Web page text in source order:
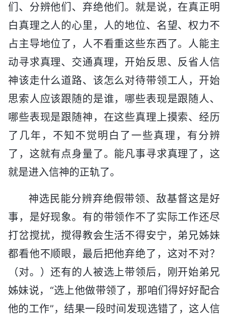
们、分辨他们、弃绝他们。就是说，在真正明
白真理之人的心里，人的地位、名望、权力不
占主导地位了，人不看重这些东西了。人能主
动寻求真理、交通真理，开始反思、反省人信
神该走什么道路、该怎么对待带领工人，开始
思索人应该跟随的是谁，哪些表现是跟随人、
哪些表现是跟随神，在这些真理上摸索、经历
了几年，不知不觉明白了一些真理，有分辨
了，这就有点身量了。能凡事寻求真理了，这
就是进入信神的正轨了。
神选民能分辨弃绝假带领、敌基督这是好
事，是好现象。有的带领作不了实际工作还尽
打岔搅扰，搅得教会生活不得安宁，弟兄姊妹
都看他不顺眼，最后把他弃绝了，这对不对？
（对。）还有的人被选上带领后，刚开始弟兄
姊妹说，“选上他做带领了，那咱们得好好配合
他的工作”，结果一段时间发现选错了，这人信